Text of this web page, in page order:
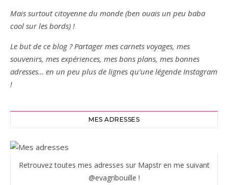
Mais surtout citoyenne du monde (ben ouais un peu baba
cool sur les bords) !
Le but de ce blog ? Partager mes carnets voyages, mes
souvenirs, mes expériences, mes bons plans, mes bonnes
adresses… en un peu plus de lignes qu’une légende Instagram
!
MES ADRESSES
Retrouvez toutes mes adresses sur Mapstr en me suivant
@evagribouille !